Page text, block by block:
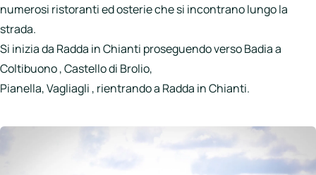
numerosi ristoranti ed osterie che si incontrano lungo la
strada.
Si inizia da Radda in Chianti proseguendo verso Badia a
Coltibuono , Castello di Brolio,
Pianella, Vagliagli , rientrando a Radda in Chianti.